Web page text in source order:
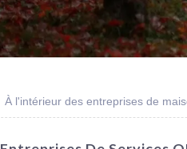
À l'intérieur des entreprises de